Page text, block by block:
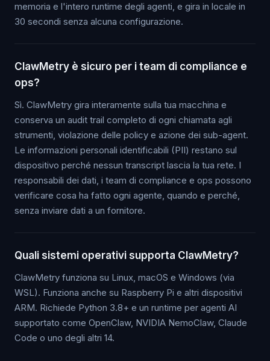
memoria e l'intero runtime degli agenti, e gira in locale in
30 secondi senza alcuna configurazione.
ClawMetry è sicuro per i team di compliance e
ops?
Sì. ClawMetry gira interamente sulla tua macchina e
conserva un audit trail completo di ogni chiamata agli
strumenti, violazione delle policy e azione dei sub-agent.
Le informazioni personali identificabili (PII) restano sul
dispositivo perché nessun transcript lascia la tua rete. I
responsabili dei dati, i team di compliance e ops possono
verificare cosa ha fatto ogni agente, quando e perché,
senza inviare dati a un fornitore.
Quali sistemi operativi supporta ClawMetry?
ClawMetry funziona su Linux, macOS e Windows (via
WSL). Funziona anche su Raspberry Pi e altri dispositivi
ARM. Richiede Python 3.8+ e un runtime per agenti AI
supportato come OpenClaw, NVIDIA NemoClaw, Claude
Code o uno degli altri 14.